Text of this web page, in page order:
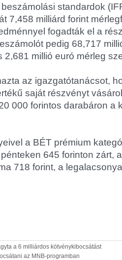
standardok
7,458 milliárd forint
fogadták el a
pedig 68,717
2,681 millió euró mérleg
az igazgatótanácsot,
saját részvényt
000 forintos darabáron a
a BÉT prémium
645 forinton zárt,
718 forint, a
a 6 milliárdos kötvénykibocsátást
az MNB-programban